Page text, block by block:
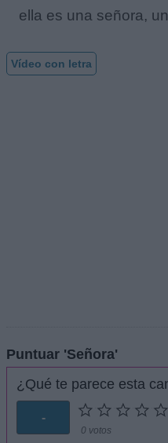
ella es una señora,
Vídeo con letra
Puntuar 'Señora'
¿Qué te parece esta
-
0 votos